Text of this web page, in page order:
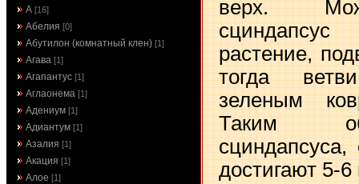
А [16]
Абелия [0]
Абутилон (комнатный клен) [1]
Агава [1]
Агапантус [1]
Аглаонема [1]
Адениум [1]
Адиантум [1]
Азалия [1]
Акация [1]
Алое [1]
верх.
растение,
тогда
зеленым
Таким
достигают 5-